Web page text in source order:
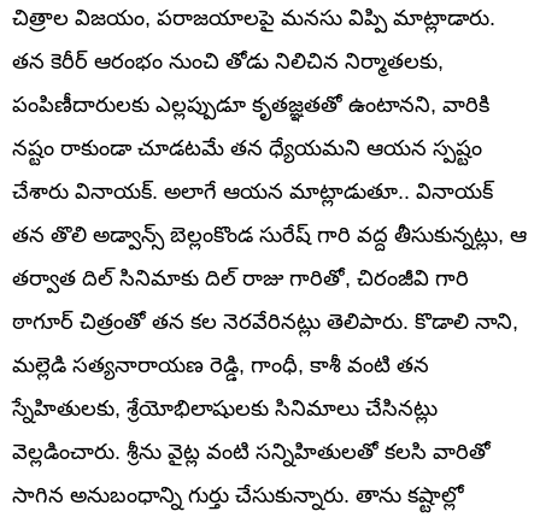
చిత్రాల విజయం, పరాజయాలపై మనసు విప్పి మాట్లాడారు.
తన కెరీర్ ఆరంభం నుంచి తోడు నిలిచిన నిర్మాతలకు,
పంపిణీదారులకు ఎల్లప్పుడూ కృతజ్ఞతతో ఉంటానని, వారికి
నష్టం రాకుండా చూడటమే తన ధ్యేయమని ఆయన స్పష్టం
చేశారు వినాయక్. అలాగే ఆయన మాట్లాడుతూ.. వినాయక్
తన తొలి అడ్వాన్స్ బెల్లంకొండ సురేష్ గారి వద్ద తీసుకున్నట్లు, ఆ
తర్వాత దిల్ సినిమాకు దిల్ రాజు గారితో, చిరంజీవి గారి
ఠాగూర్ చిత్రంతో తన కల నెరవేరినట్లు తెలిపారు. కొడాలి నాని,
మల్లెడి సత్యనారాయణ రెడ్డి, గాంధీ, కాశీ వంటి తన
స్నేహితులకు, శ్రేయోభిలాషులకు సినిమాలు చేసినట్లు
వెల్లడించారు. శ్రీను వైట్ల వంటి సన్నిహితులతో కలసి వారితో
సాగిన అనుబంధాన్ని గుర్తు చేసుకున్నారు. తాను కష్టాల్లో